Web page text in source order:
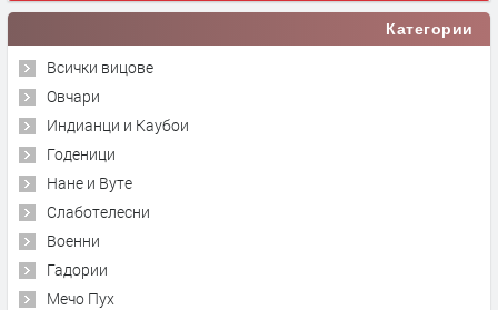
Категории
Всички вицове
Овчари
Индианци и Каубои
Годеници
Нане и Вуте
Слаботелесни
Военни
Гадории
Мечо Пух